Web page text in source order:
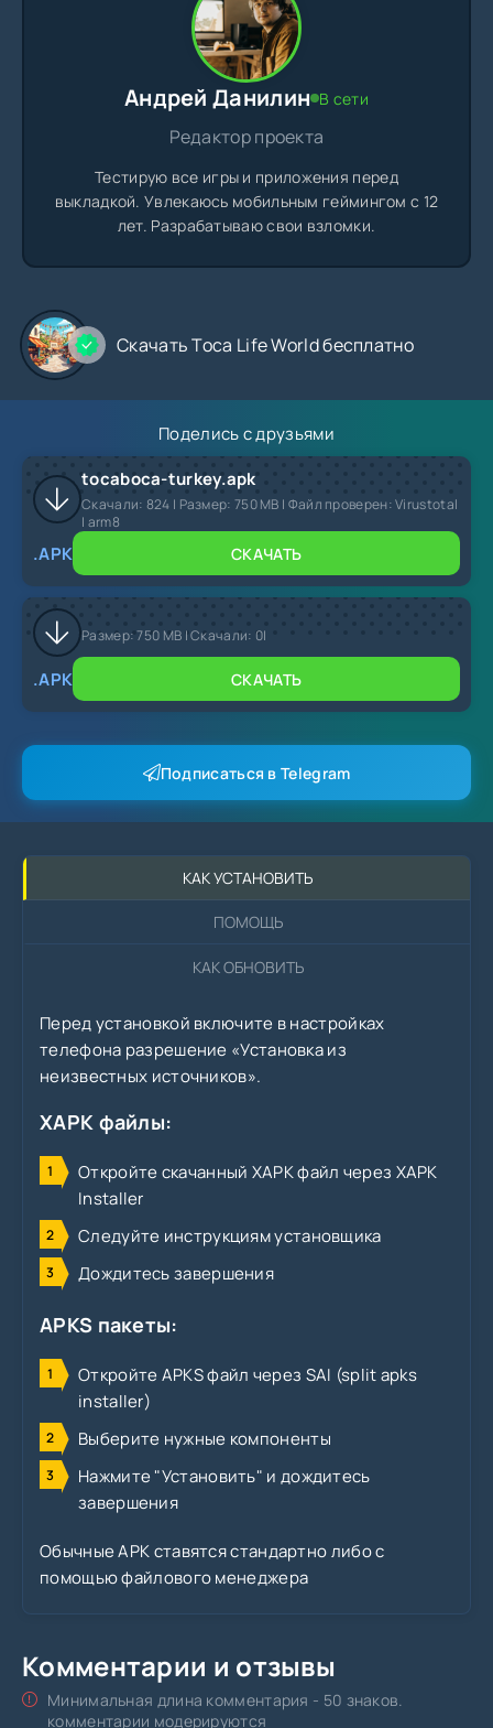
Андрей Данилин В сети
Редактор проекта
Тестирую все игры и приложения перед
выкладкой. Увлекаюсь мобильным геймингом с 12
лет. Разрабатываю свои взломки.
Скачать Toca Life World бесплатно
Поделись с друзьями
tocaboca-turkey.apk
Скачали: 824 | Размер: 750 MB | Файл проверен: Virustotal
| arm8
.APK СКАЧАТЬ
Размер:750 MB |Скачали: 0|
.APK СКАЧАТЬ
Подписаться в Telegram
КАК УСТАНОВИТЬ
ПОМОЩЬ
КАК ОБНОВИТЬ
Перед установкой включите в настройках
телефона разрешение «Установка из
неизвестных источников».
XAPK файлы:
Откройте скачанный XAPK файл через XAPK
Installer
Следуйте инструкциям установщика
Дождитесь завершения
APKS пакеты:
Откройте APKS файл через SAI (split apks
installer)
Выберите нужные компоненты
Нажмите "Установить" и дождитесь
завершения
Обычные APK ставятся стандартно либо с
помощью файлового менеджера
Комментарии и отзывы
Минимальная длина комментария - 50 знаков.
комментарии модерируются